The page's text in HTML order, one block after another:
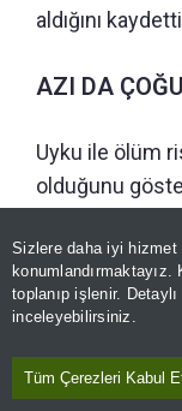
Sizlere daha iyi hizmet
toplanıp işlenir.
inceleyebilirsiniz.
Tüm Çerezleri Kabul
aldığını
AZI DA
Uyku ile ölüm
olduğunu
uyku daha
düşük risk ise
düzenli gece
UYKU